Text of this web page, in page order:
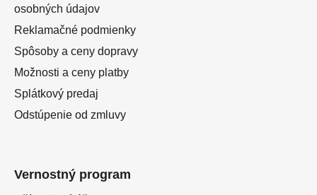
osobných údajov
Reklamačné podmienky
Spôsoby a ceny dopravy
Možnosti a ceny platby
Splátkový predaj
Odstúpenie od zmluvy
Vernostný program